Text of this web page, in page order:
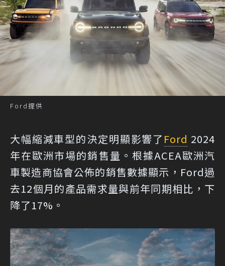
Ford提供
大幅縮減車型的決定明顯影響了 Ford 2024
年在歐洲市場的銷售量。根據ACEA歐洲汽
車製造商協會公佈的銷售數據顯示，Ford過
去12個月的產品需求量與前年同期相比，下
降了17%。